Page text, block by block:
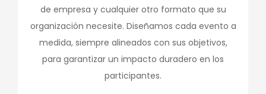
de empresa y cualquier otro formato que su
organización necesite. Diseñamos cada evento a
medida, siempre alineados con sus objetivos,
para garantizar un impacto duradero en los
participantes.